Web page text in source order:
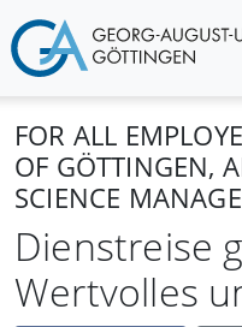
FOR ALL
OF GÖTTINGEN,
SCIENCE
Dienstreise
Wertvolles